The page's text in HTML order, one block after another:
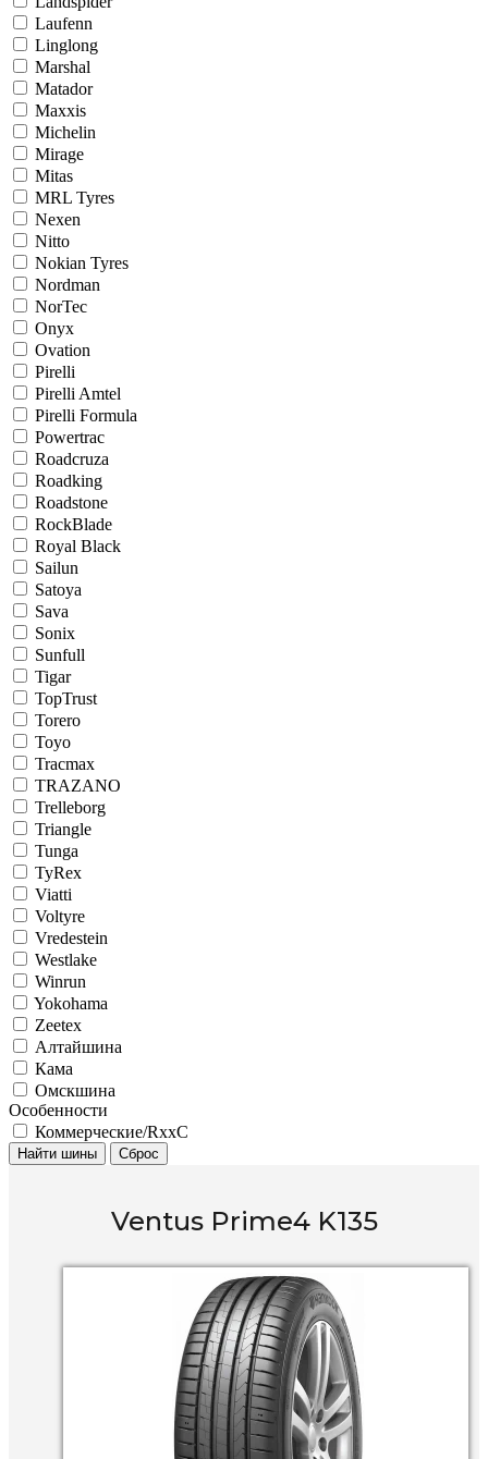
Laufenn
Linglong
Marshal
Matador
Maxxis
Michelin
Mirage
Mitas
MRL Tyres
Nexen
Nitto
Nokian Tyres
Nordman
NorTec
Onyx
Ovation
Pirelli
Pirelli Amtel
Pirelli Formula
Powertrac
Roadcruza
Roadking
Roadstone
RockBlade
Royal Black
Sailun
Satoya
Sava
Sonix
Sunfull
Tigar
TopTrust
Torero
Toyo
Tracmax
TRAZANO
Trelleborg
Triangle
Tunga
TyRex
Viatti
Voltyre
Vredestein
Westlake
Winrun
Yokohama
Zeetex
Алтайшина
Кама
Омскшина
Особенности
Коммерческие/RxxC
Найти шины Сброс
Ventus Prime4 K135